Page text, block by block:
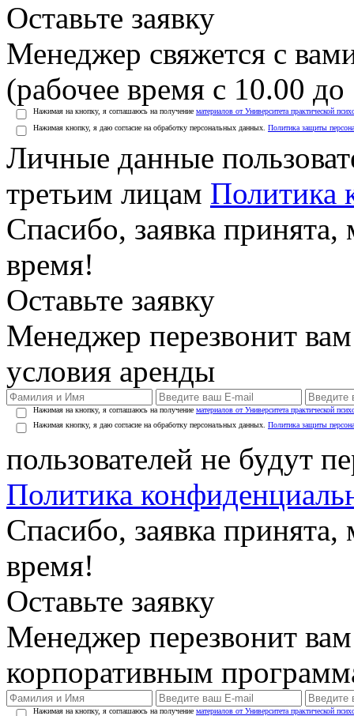
Оставьте заявку
Менеджер свяжется с
(рабочее время с 10.00
Нажимая на кнопку, я соглашаюсь на получение материалов от Университета практической
Нажимая кнопку, я даю согласие на обработку персональных данных. Политика защиты
Личные данные
третьим лицам Политика
Спасибо, заявка
время!
Оставьте заявку
Менеджер перезвонит
условия аренды
Нажимая на кнопку, я соглашаюсь на получение материалов от Университета практической
Нажимая кнопку, я даю согласие на обработку персональных данных. Политика защиты
пользователей не будут
Политика
Спасибо, заявка
время!
Оставьте заявку
Менеджер перезвонит
корпоративным
Нажимая на кнопку, я соглашаюсь на получение материалов от Университета практической